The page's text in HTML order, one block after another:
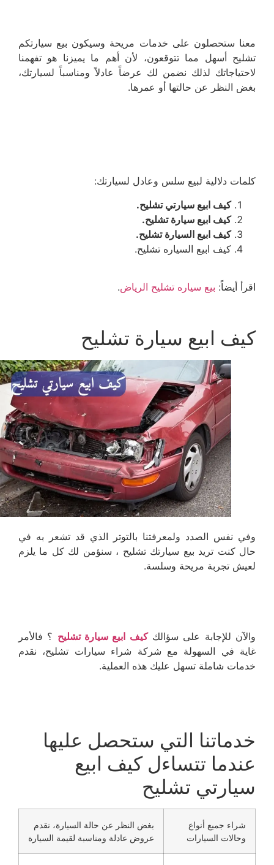
معنا ستحصلون على خدمات مريحة وسيكون بيع سيارتكم
تشليح أسهل مما تتوقعون، لأن أهم ما يميزنا هو تفهمنا
لاحتياجاتك لذلك نضمن لك عرضاً عادلاً ومناسباً لسيارتك،
بغض النظر عن حالتها أو عمرها.
كلمات دلالية لبيع سلس وعادل لسيارتك:
كيف ابيع سيارتي تشليح.
كيف ابيع سيارة تشليح.
كيف ابيع السيارة تشليح.
كيف ابيع السياره تشليح.
اقرأ أيضاً:بيع سياره تشليح الرياض.
كيف ابيع سيارة تشليح
وفي نفس الصدد ولمعرفتنا بالتوتر الذي قد تشعر به في
حال كنت تريد بيع سيارتك تشليح ، سنؤمن لك كل ما يلزم
لعيش تجربة مريحة وسلسة.
والآن للإجابة على سؤالككيف ابيع سيارة تشليح؟ فالأمر
غاية في السهولة مع شركة شراء سيارات تشليح، نقدم
خدمات شاملة تسهل عليك هذه العملية.
خدماتنا التي ستحصل عليها
عندما تتساءل كيف ابيع
سيارتي تشليح
شراء جميع أنواع
وحالات السيارات
بغض النظر عن حالة السيارة، نقدم
عروض عادلة ومناسبة لقيمة السيارة